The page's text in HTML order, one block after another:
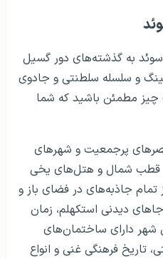
سوئد به گذشته‌های دور گسیل
و سلسله سلطنتی و جادوی
چیز مطمئن باشید که شما
پرجمعیت و شهرهای
قطب شمال و هتل‌های یخی
جاذبه‌های در فضای باز و
دیدنی استکهلم، زمان
شهر دارای ساختمان‌های
تاریخ فرهنگی غنی و انواع